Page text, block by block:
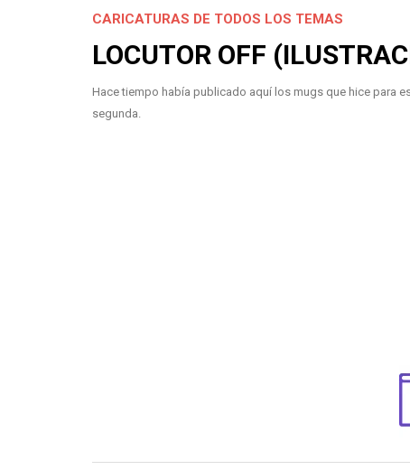
CARICATURAS DE TODOS LOS TEMAS
LOCUTOR OFF
Hace tiempo había publicado aquí los mugs que hice para
segunda.